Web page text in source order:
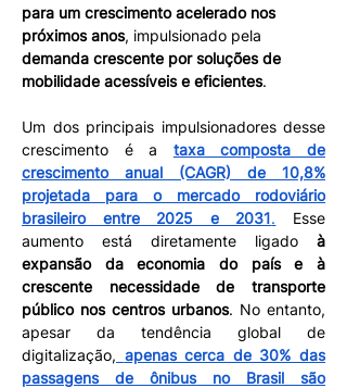
para um crescimento acelerado nos
próximos anos, impulsionado pela
demanda crescente por soluções de
mobilidade acessíveis e eficientes.
Um dos principais impulsionadores desse
crescimento é a taxa composta de
crescimento anual (CAGR) de 10,8%
projetada para o mercado rodoviário
brasileiro entre 2025 e 2031. Esse
aumento está diretamente ligado à
expansão da economia do país e à
crescente necessidade de transporte
público nos centros urbanos. No entanto,
apesar da tendência global de
digitalização, apenas cerca de 30% das
passagens de ônibus no Brasil são